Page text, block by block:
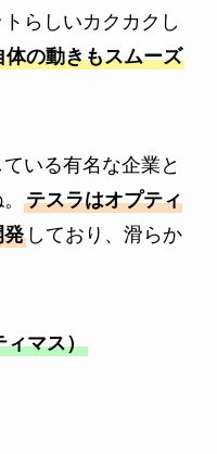
らしいカクカクし
体の動きもスムーズ
いる有名な企業と
テスラはオプティ
発しており、滑らか
ィマス）